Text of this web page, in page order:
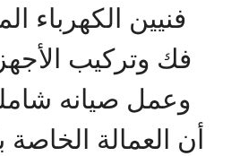
فنيين الكهرباء
فك وتركيب
وعمل صيانه
أن العمالة